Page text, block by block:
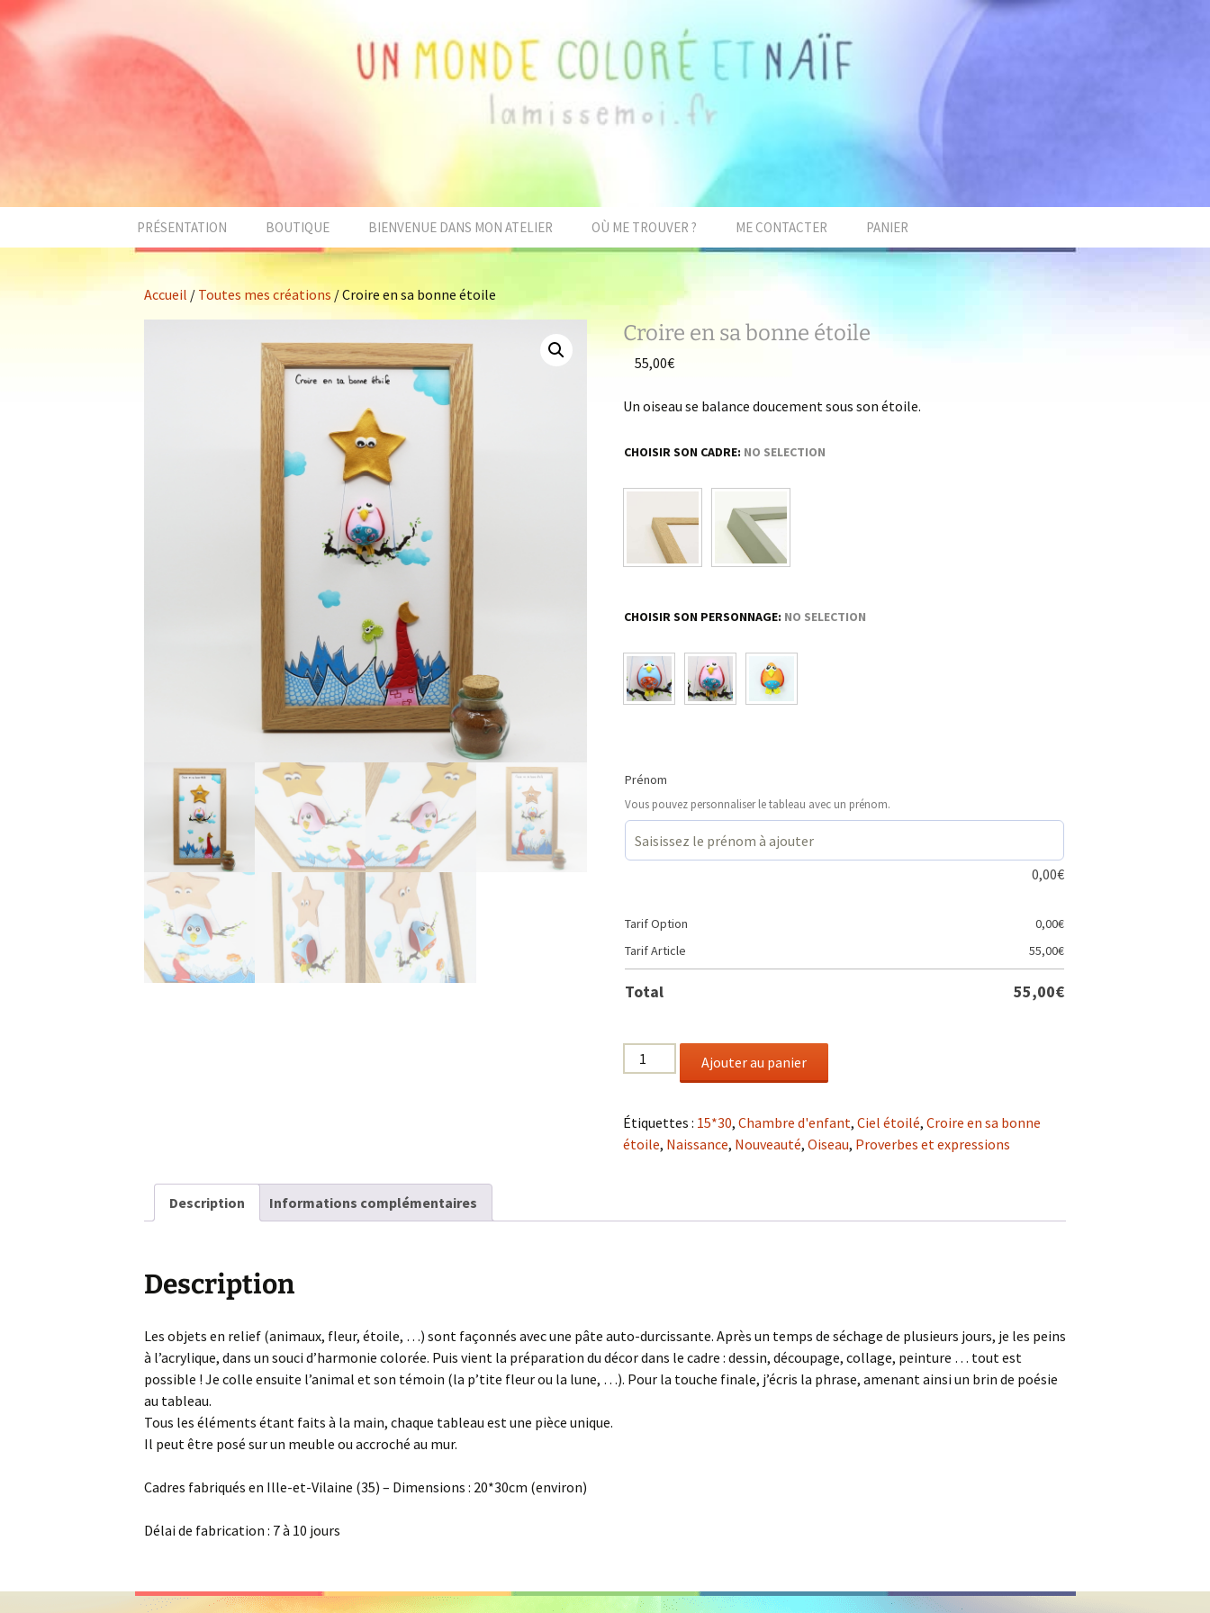
Aller
contenu
PRÉSENTATION BOUTIQUE BIENVENUE DANS MON ATELIER OÙ ME TROUVER ? ME CONTACTER PANIER
Accueil / Toutes mes créations/ Croire en sa bonne étoile
Croire en sa bonne étoile
55,00€
Un oiseau se balance doucement sous son étoile.
CHOISIR SON CADRE: NO SELECTION
CHOISIR SON PERSONNAGE: NO SELECTION
Prénom
Vous pouvez personnaliser le tableau avec un prénom.
0,00€
Tarif Option 0,00€
Tarif Article
55,00€
Total 55,00€
quantité
de
en
sa
Ajouter au panier
Étiquettes : 15*30,Chambre d'enfant,Ciel étoilé,Croire en sa bonne
étoile, Naissance, Nouveauté,Oiseau, Proverbes et expressions
Description Informations complémentaires
Description
Les objets en relief (animaux, fleur, étoile, …) sont façonnés avec une pâte auto-durcissante. Après un temps de séchage de plusieurs jours, je les peins
à l’acrylique, dans un souci d’harmonie colorée. Puis vient la préparation du décor dans le cadre : dessin, découpage, collage, peinture … tout est
possible ! Je colle ensuite l’animal et son témoin (la p’tite fleur ou la lune, …). Pour la touche finale, j’écris la phrase, amenant ainsi un brin de poésie
au tableau.
Tous les éléments étant faits à la main, chaque tableau est une pièce unique.
Il peut être posé sur un meuble ou accroché au mur.
Cadres fabriqués en Ille-et-Vilaine (35) – Dimensions : 20*30cm (environ)
Délai de fabrication : 7 à 10 jours